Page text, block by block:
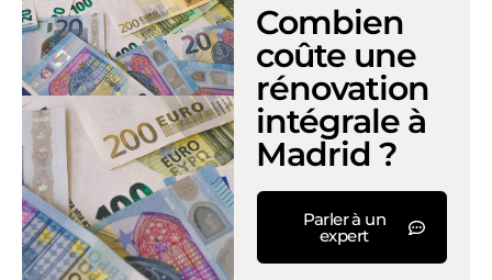
Combien
coûte une
rénovation
intégrale à
Madrid ?
Parler à un
expert